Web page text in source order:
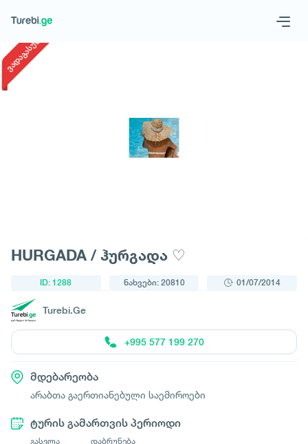
მოითხოვე ტური
ვადაგასული
HURGADA / ჰურგადა ♡
ID: 1288 ნახვები: 20810 01/07/2014
Turebi.Ge
+995 577 199 270
მდებარეობა
არაბთა გაერთიანებული საემიროები
ტურის გამართვის პერიოდი
გასვლა დაბრუნება